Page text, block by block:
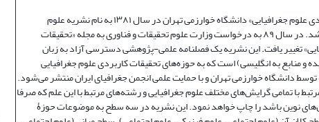
مجله «تحقیقات کاربردی علوم جغرافیایی» دانشگاه خوارزمی تهران در سال ۱۳۸۱ به نام نشریه علوم
جغرافیایی راه‌اندازی شد. در سال ۸۹ به درخواست وزارت علوم تحقیقات و فناوری به مجله «تحقیقات
تغییر یافت. این نشریه یک فصلنامه علمی‌-پژوهشی دسترسی آزاد به زبان
و منابع به انگلیسی) است که به حوزه‌های تحقیقات کاربردی علوم جغرافیایی
دانشگاه خوارزمی تهران و با حمایت علمی انجمن جغرافیای ایران منتشر می‌شود.
با تمامی گرایش‌های مختلف علوم جغرافیایی و رشته‌های مرتبط با این علم که صرفا
نوین باشد را چاپ خواهد نمود. این نشریه در سه سطح به موضوعات حوزۀ